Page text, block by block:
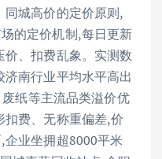
城高价的定价原则,
的定价机制,每日更新
、扣费乱象。实测数
南行业平均水平高出
纸等主流品类溢价优
费、无称重偏差,价
业坐拥超8000平米